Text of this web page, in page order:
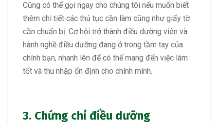
Cũng có thể gọi ngay cho chúng tôi nếu muốn biết
thêm chi tiết các thủ tục cần làm cũng như giấy tờ
cần chuẩn bị. Cơ hội trở thành điều dưỡng viên và
hành nghề điều dưỡng đang ở trong tầm tay của
chính bạn, nhanh lên để có thể mang đến việc làm
tốt và thu nhập ổn định cho chính mình.
3. Chứng chỉ điều dưỡng